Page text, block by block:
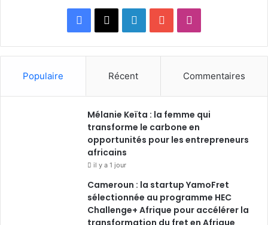
Facebook
X LinkedinYouTube
Populaire Récent Commentaires
Mélanie Keïta : la femme qui
transforme le carbone en
opportunités pour les entrepreneurs
africains
il y a 1 jour
Cameroun : la startup YamoFret
sélectionnée au programme HEC
Challenge+ Afrique pour accélérer la